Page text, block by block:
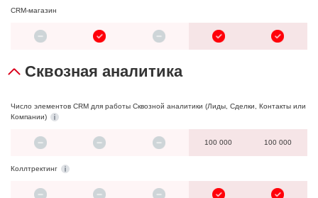
CRM-магазин
Сквозная аналитика
Число элементов CRM для работы Сквозной аналитики (Лиды, Сделки, Контакты или
Компании)
100 000 100 000
Коллтректинг